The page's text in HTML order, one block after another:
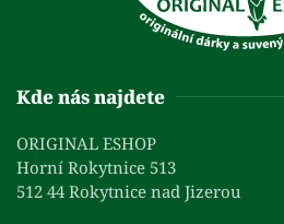
Kde nás najdete
ORIGINAL ESHOP
Horní Rokytnice 513
512 44 Rokytnice nad Jizerou